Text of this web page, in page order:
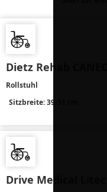
Dietz Rehab
Rollstuhl
Sitzbreite: 39-51 cm
Drive Medical Litec